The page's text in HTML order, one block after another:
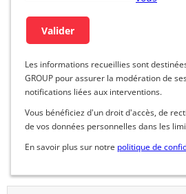
Les informations recueillies sont
GROUP pour assurer la modération de
notifications liées aux interventions.
Vous bénéficiez d'un droit d'accès, de
de vos données personnelles dans les
En savoir plus sur notre politique de